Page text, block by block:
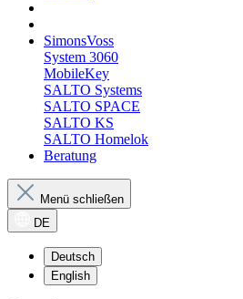
SimonsVoss
System 3060
MobileKey
SALTO Systems
SALTO SPACE
SALTO KS
SALTO Homelok
Beratung
Menü schließen
DE
Deutsch
English